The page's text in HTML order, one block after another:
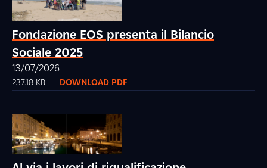
Fondazione EOS presenta il Bilancio
Sociale 2025
13/07/2026
237.18 KB DOWNLOAD PDF